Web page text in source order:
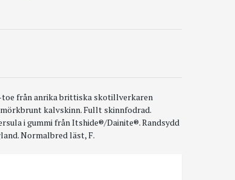
från anrika brittiska skotillverkaren
mörkbrunt kalvskinn. Fullt skinnfodrad.
i gummi från Itshide®/Dainite®. Randsydd
Normalbred läst, F.